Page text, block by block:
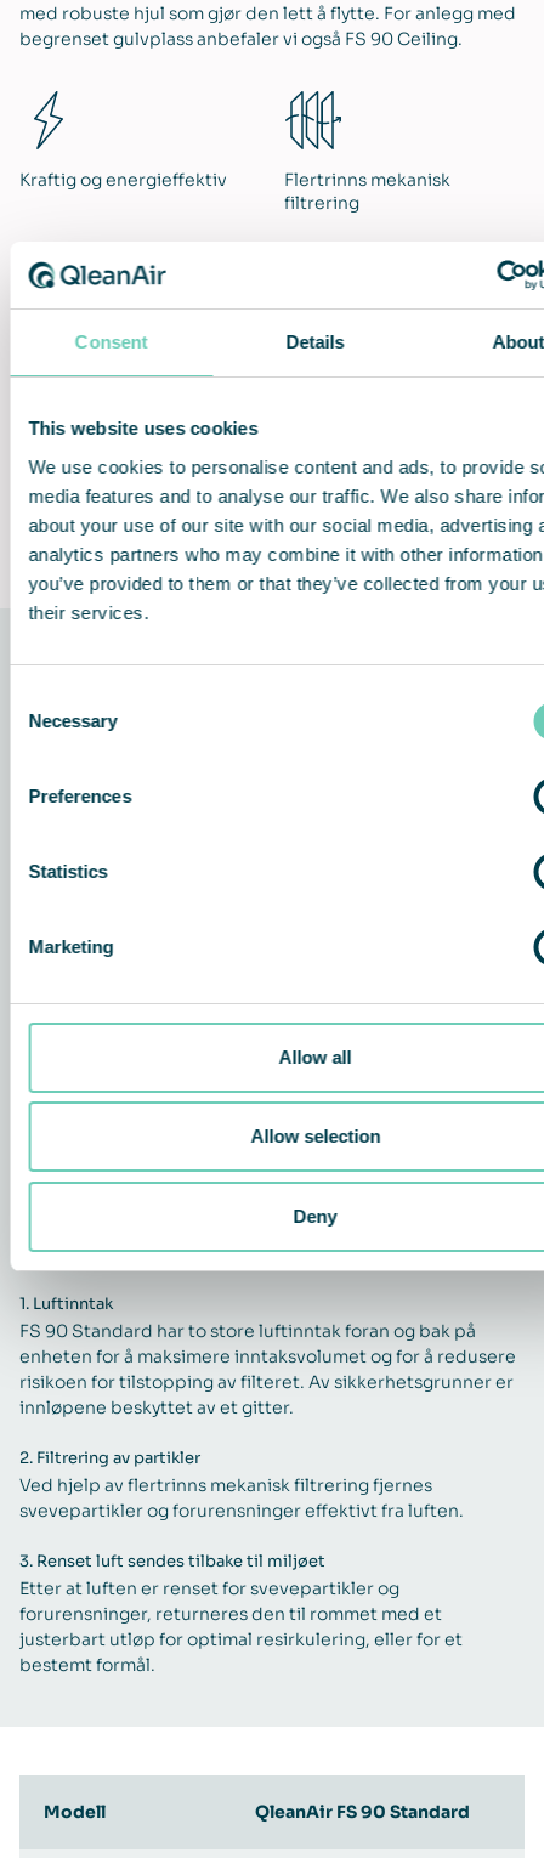
Consent Details About
This website uses cookies
We use cookies to personalise content and ads, to provide
media features and to analyse our traffic. We also share
about your use of our site with our social media, advertising
analytics partners who may combine it with other
you’ve provided to them or that they’ve collected from your
their services.
Selection
Necessary
Preferences
Statistics
Marketing
Allow all
Allow selection
Deny
med robuste hjul som gjør den lett å flytte. For anlegg med
begrenset gulvplass anbefaler vi også FS 90 Ceiling.
Kraftig og energieffektiv
Flertrinns mekanisk
filtrering
Konstant
luftstrømsregulering
Stillegående drift
Problemfri installasjon og
bruk
Lifetime Performance
Guarantee
1. Luftinntak
FS 90 Standard har to store luftinntak foran og bak på
enheten for å maksimere inntaksvolumet og for å redusere
risikoen for tilstopping av filteret. Av sikkerhetsgrunner er
innløpene beskyttet av et gitter.
2. Filtrering av partikler
Ved hjelp av flertrinns mekanisk filtrering fjernes
svevepartikler og forurensninger effektivt fra luften.
3. Renset luft sendes tilbake til miljøet
Etter at luften er renset for svevepartikler og
forurensninger, returneres den til rommet med et
justerbart utløp for optimal resirkulering, eller for et
bestemt formål.
Modell QleanAir FS 90 Standard